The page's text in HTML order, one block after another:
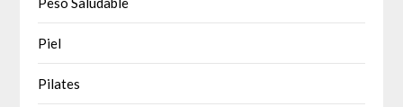
Piel
Pilates